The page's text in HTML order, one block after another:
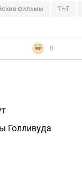
фильмы ТНТ
0
Голливуда